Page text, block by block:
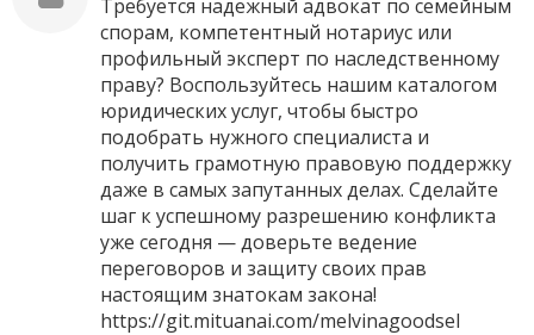
Требуется надежный адвокат по семейным
спорам, компетентный нотариус или
профильный эксперт по наследственному
праву? Воспользуйтесь нашим каталогом
юридических услуг, чтобы быстро
подобрать нужного специалиста и
получить грамотную правовую поддержку
даже в самых запутанных делах. Сделайте
шаг к успешному разрешению конфликта
уже сегодня — доверьте ведение
переговоров и защиту своих прав
настоящим знатокам закона!
https://git.mituanai.com/melvinagoodsel